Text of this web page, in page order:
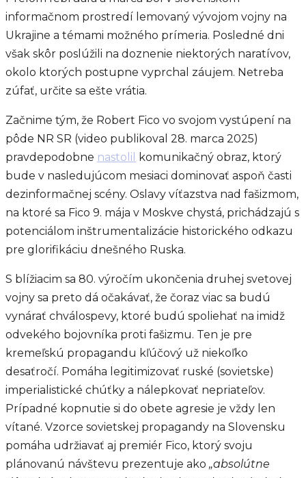
informačnom prostredí lemovaný vývojom vojny na
Ukrajine a témami možného prímeria. Posledné dni
však skôr poslúžili na doznenie niektorých naratívov,
okolo ktorých postupne vyprchal záujem. Netreba
zúfať, určite sa ešte vrátia.
Začnime tým, že Robert Fico vo svojom vystúpení na
pôde NR SR (video publikoval 28. marca 2025)
pravdepodobne nastolil
komunikačný obraz, ktorý
bude v nasledujúcom mesiaci dominovať aspoň časti
dezinformačnej scény. Oslavy víťazstva nad fašizmom,
na ktoré sa Fico 9. mája v Moskve chystá, prichádzajú s
potenciálom inštrumentalizácie historického odkazu
pre glorifikáciu dnešného Ruska.
S blížiacim sa 80. výročím ukončenia druhej svetovej
vojny sa preto dá očakávať, že čoraz viac sa budú
vynárať chválospevy, ktoré budú spoliehať na imidž
odvekého bojovníka proti fašizmu. Ten je pre
kremeľskú propagandu kľúčový už niekoľko
desaťročí. Pomáha legitimizovať ruské (sovietske)
imperialistické chúťky a nálepkovať nepriateľov.
Prípadné kopnutie si do obete agresie je vždy len
vítané. Vzorce sovietskej propagandy na Slovensku
pomáha udržiavať aj premiér Fico, ktorý svoju
plánovanú návštevu prezentuje ako „absolútne